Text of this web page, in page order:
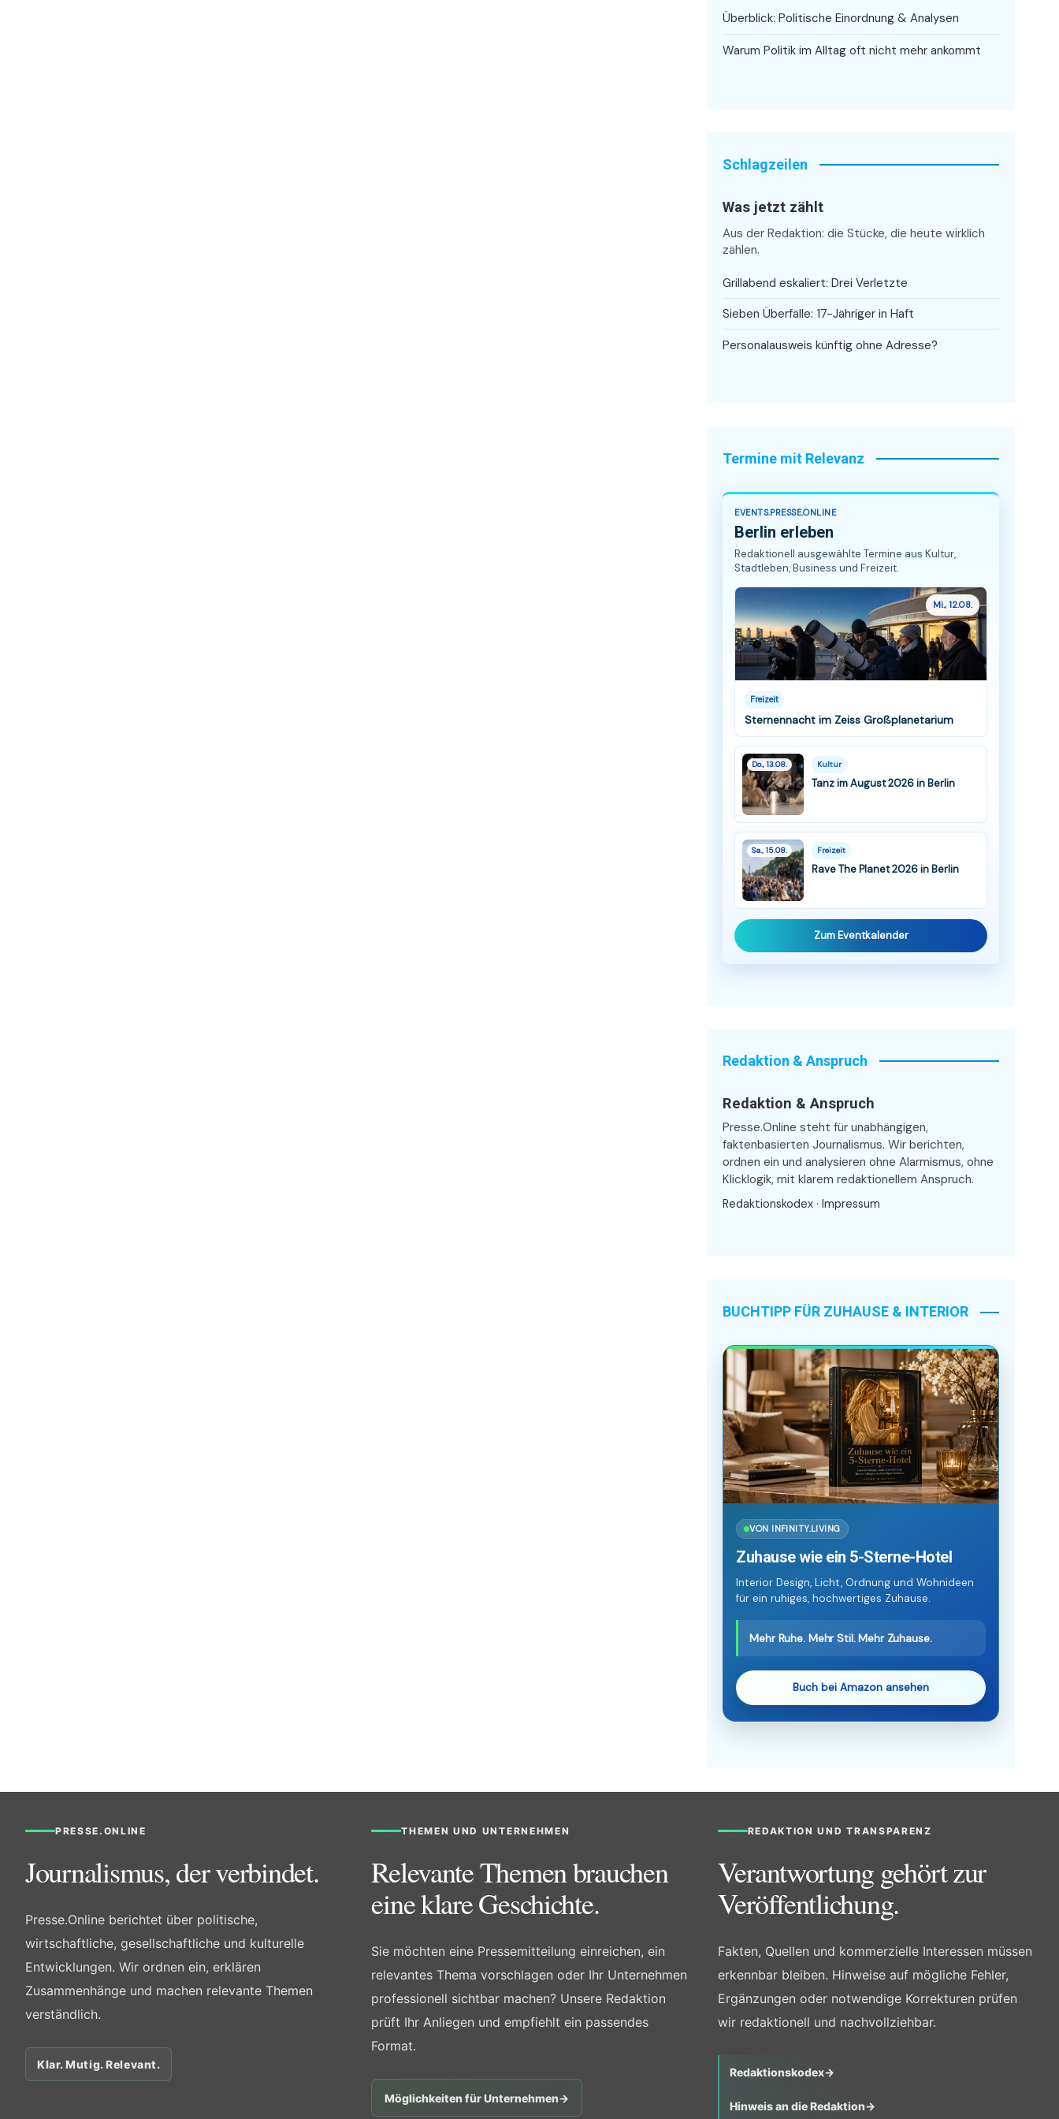
Überblick: Politische Einordnung & Analysen
Warum Politik im Alltag oft nicht mehr ankommt
Schlagzeilen
Was jetzt zählt
Aus der Redaktion: die Stücke, die heute wirklich
zählen.
Grillabend eskaliert: Drei Verletzte
Sieben Überfälle: 17-Jähriger in Haft
Personalausweis künftig ohne Adresse?
Termine mit Relevanz
EVENTS.PRESSE.ONLINE
Berlin erleben
Redaktionell ausgewählte Termine aus Kultur,
Stadtleben, Business und Freizeit.
Mi., 12.08.
Freizeit
Sternennacht im Zeiss Großplanetarium
Do., 13.08. Kultur
Tanz im August 2026 in Berlin
Sa., 15.08. Freizeit
Rave The Planet 2026 in Berlin
Zum Eventkalender
Redaktion & Anspruch
Redaktion & Anspruch
Presse.Online steht für unabhängigen,
faktenbasierten Journalismus. Wir berichten,
ordnen ein und analysieren ohne Alarmismus, ohne
Klicklogik, mit klarem redaktionellem Anspruch.
Redaktionskodex · Impressum
BUCHTIPP FÜR ZUHAUSE & INTERIOR
VON INFINITY.LIVING
Zuhause wie ein 5-Sterne-Hotel
Interior Design, Licht, Ordnung und Wohnideen
für ein ruhiges, hochwertiges Zuhause.
Mehr Ruhe. Mehr Stil. Mehr Zuhause.
Buch bei Amazon ansehen
PRESSE.ONLINE
Journalismus, der verbindet.
Presse.Online berichtet über politische,
wirtschaftliche, gesellschaftliche und kulturelle
Entwicklungen. Wir ordnen ein, erklären
Zusammenhänge und machen relevante Themen
verständlich.
Klar. Mutig. Relevant.
THEMEN UND UNTERNEHMEN
Relevante Themen brauchen
eine klare Geschichte.
Sie möchten eine Pressemitteilung einreichen, ein
relevantes Thema vorschlagen oder Ihr Unternehmen
professionell sichtbar machen? Unsere Redaktion
prüft Ihr Anliegen und empfiehlt ein passendes
Format.
Möglichkeiten für Unternehmen→
REDAKTION UND TRANSPARENZ
Verantwortung gehört zur
Veröffentlichung.
Fakten, Quellen und kommerzielle Interessen müssen
erkennbar bleiben. Hinweise auf mögliche Fehler,
Ergänzungen oder notwendige Korrekturen prüfen
wir redaktionell und nachvollziehbar.
Redaktionskodex→
Hinweis an die Redaktion→